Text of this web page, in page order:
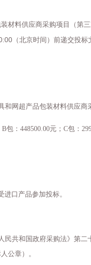
材料供应商采购项目 （第
（北京时间）前递交投标
和网超产品包装材料供应商
B包： 448500.00元； C包：
进口产品参加投标。
民共和国政府采购法》第
公章）。